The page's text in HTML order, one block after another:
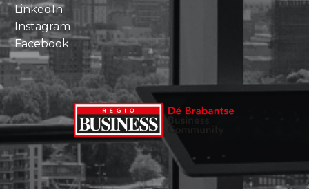
LinkedIn
Instagram
Facebook